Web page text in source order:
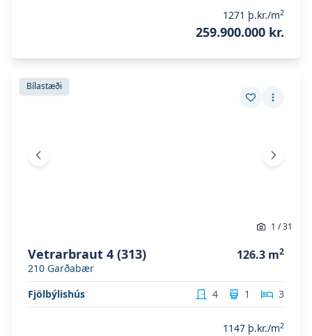
1271 þ.kr./m2
259.900.000 kr.
Skoða eignina
Bílastæði
Vista eign
Fleiri
Skoða eignina
Fyrri mynd Næsta
1 /31
Vetrarbraut 4 (313)
210 Garðabær
126.3 m2
Fjölbýlishús 4 1 3
1147 þ.kr./m2